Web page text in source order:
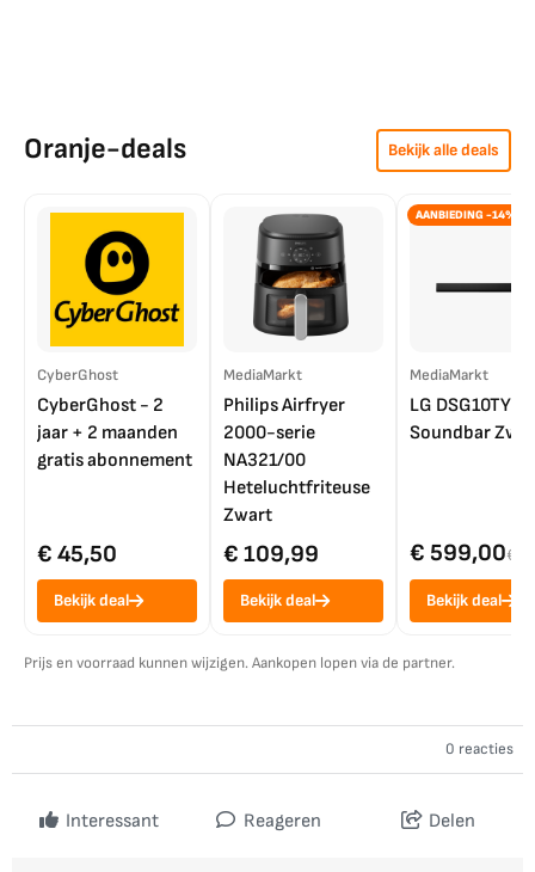
Oranje-deals Bekijk alle deals
CyberGhost
CyberGhost - 2
jaar + 2 maanden
gratis abonnement
€ 45,50
Bekijk deal
MediaMarkt
Philips Airfryer
2000-serie
NA321/00
Heteluchtfriteuse
Zwart
€ 109,99
Bekijk deal
AANBIEDING -14%
MediaMarkt
LG DSG10TY
Soundbar
€ 599,00€
Bekijk deal
Prijs en voorraad kunnen wijzigen. Aankopen lopen via de partner.
0 reacties
Interessant Reageren Delen